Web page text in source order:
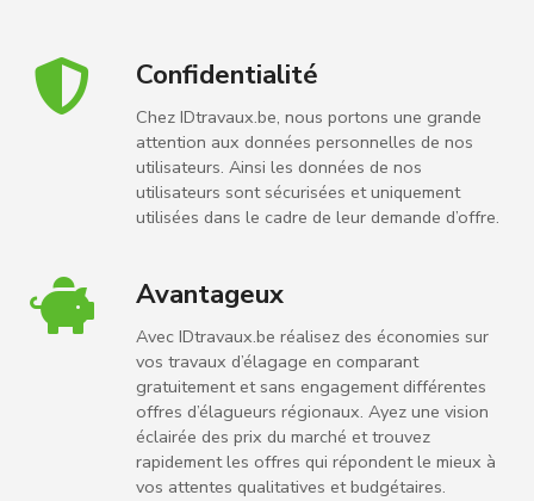
Confidentialité
Chez IDtravaux.be, nous portons une grande
attention aux données personnelles de nos
utilisateurs. Ainsi les données de nos
utilisateurs sont sécurisées et uniquement
utilisées dans le cadre de leur demande d’offre.
Avantageux
Avec IDtravaux.be réalisez des économies sur
vos travaux d’élagage en comparant
gratuitement et sans engagement différentes
offres d’élagueurs régionaux. Ayez une vision
éclairée des prix du marché et trouvez
rapidement les offres qui répondent le mieux à
vos attentes qualitatives et budgétaires.